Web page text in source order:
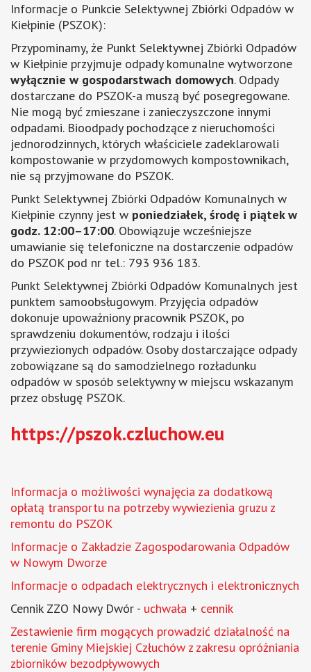
Informacje o Punkcie Selektywnej Zbiórki Odpadów w
Kiełpinie (PSZOK):
Przypominamy, że Punkt Selektywnej Zbiórki Odpadów
w Kiełpinie przyjmuje odpady komunalne wytworzone
wyłącznie w gospodarstwach domowych. Odpady
dostarczane do PSZOK-a muszą być posegregowane.
Nie mogą być zmieszane i zanieczyszczone innymi
odpadami. Bioodpady pochodzące z nieruchomości
jednorodzinnych, których właściciele zadeklarowali
kompostowanie w przydomowych kompostownikach,
nie są przyjmowane do PSZOK.
Punkt Selektywnej Zbiórki Odpadów Komunalnych w
Kiełpinie czynny jest w poniedziałek, środę i piątek w
godz. 12:00–17:00. Obowiązuje wcześniejsze
umawianie się telefoniczne na dostarczenie odpadów
do PSZOK pod nr tel.: 793 936 183.
Punkt Selektywnej Zbiórki Odpadów Komunalnych jest
punktem samoobsługowym. Przyjęcia odpadów
dokonuje upoważniony pracownik PSZOK, po
sprawdzeniu dokumentów, rodzaju i ilości
przywiezionych odpadów. Osoby dostarczające odpady
zobowiązane są do samodzielnego rozładunku
odpadów w sposób selektywny w miejscu wskazanym
przez obsługę PSZOK.
https://pszok.czluchow.eu
Informacja o możliwości wynajęcia za dodatkową
opłatą transportu na potrzeby wywiezienia gruzu z
remontu do PSZOK
Informacje o Zakładzie Zagospodarowania Odpadów
w Nowym Dworze
Informacje o odpadach elektrycznych i elektronicznych
Cennik ZZO Nowy Dwór - uchwała + cennik
Zestawienie firm mogących prowadzić działalność na
terenie Gminy Miejskiej Człuchów z zakresu opróżniania
zbiorników bezodpływowych